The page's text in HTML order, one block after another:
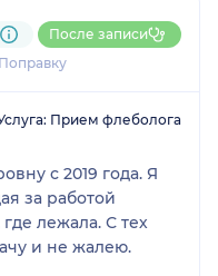
После записи
Прием флеболога
с 2019 года. Я
за работой
лежала. С тех
и не жалею.